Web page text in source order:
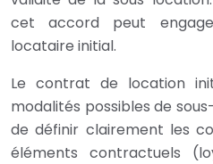
cet accord peut
locataire initial.
Le contrat de location
modalités possibles de
de définir clairement les
éléments contractuels